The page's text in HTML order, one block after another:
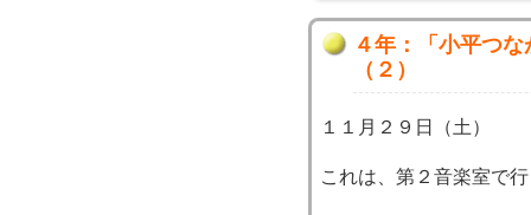
４年：「小平つ
（２）
１１月２９日（土）
これは、第２音楽室で